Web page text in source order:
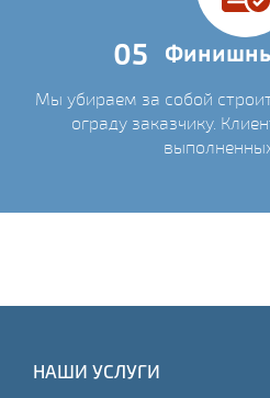
05
Мы убираем за собой
ограду заказчику.
НАШИ УСЛУГИ